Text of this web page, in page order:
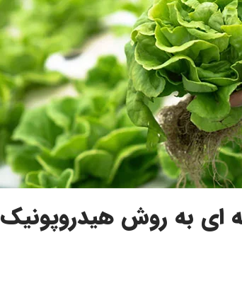
ای به روش هیدروپونیک